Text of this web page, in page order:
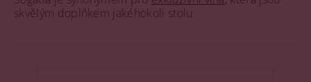
skvělým doplňkem jakéhokoli stolu.